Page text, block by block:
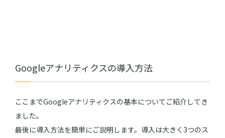
Googleアナリティクスの導入方法
ここまでGoogleアナリティクスの基本についてご紹介してき
ました。
最後に導入方法を簡単にご説明します。導入は大きく3つのス